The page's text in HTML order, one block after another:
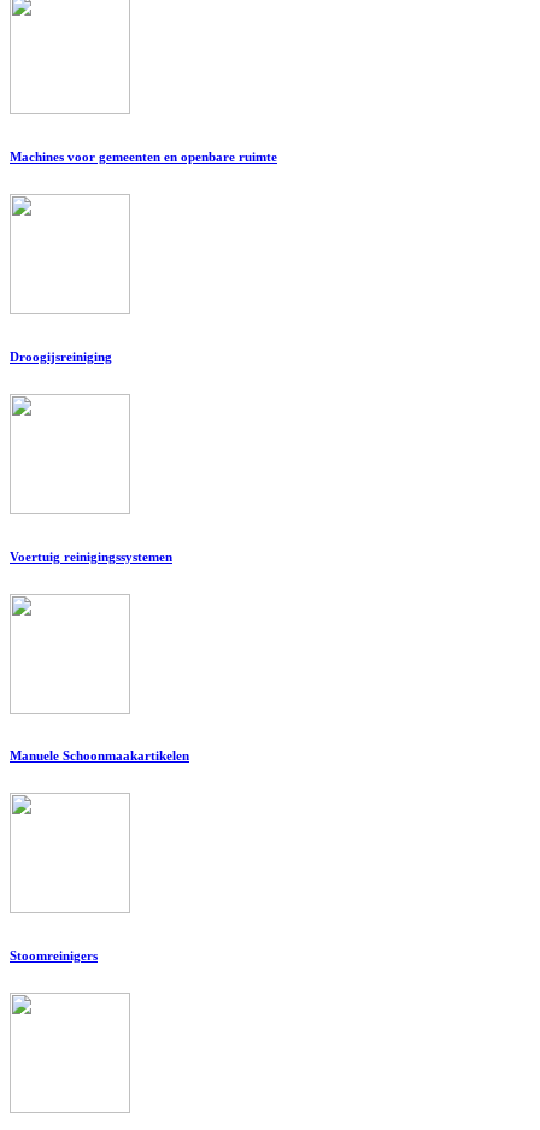
Machines voor gemeenten en openbare ruimte
Droogijsreiniging
Voertuig reinigingssystemen
Manuele Schoonmaakartikelen
Stoomreinigers